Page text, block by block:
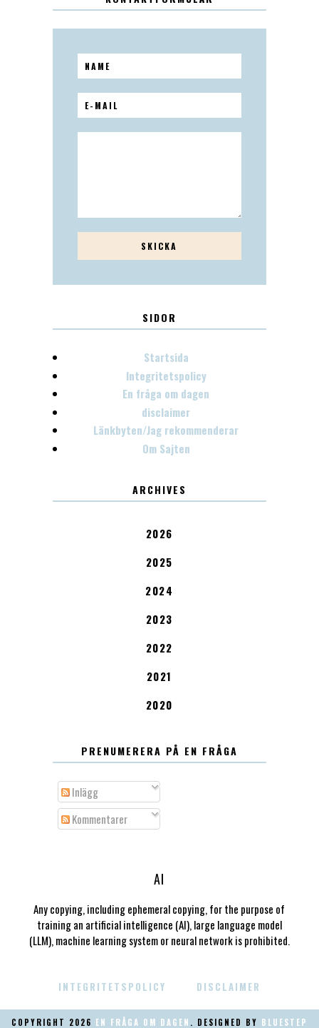
SIDOR
Startsida
Integritetspolicy
En fråga om dagen
disclaimer
Länkbyten/Jag rekommenderar
Om Sajten
ARCHIVES
2026
2025
2024
2023
2022
2021
2020
PRENUMERERA PÅ EN FRÅGA
Inlägg
Kommentarer
AI
Any copying, including ephemeral copying, for the purpose of
training an artificial intelligence (AI), large language model
(LLM), machine learning system or neural network is prohibited.
INTEGRITETSPOLICY DISCLAIMER
COPYRIGHT 2026 EN FRÅGA OM DAGEN . DESIGNED BY BLUESTEP